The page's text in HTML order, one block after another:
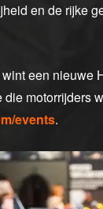
en de rijke
een nieuwe
motorrijders
events.